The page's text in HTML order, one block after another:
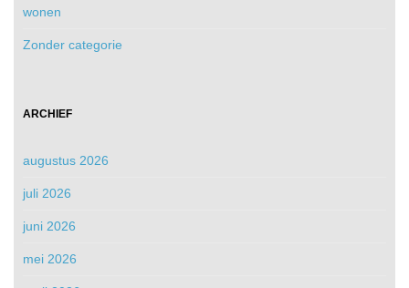
wonen
Zonder categorie
ARCHIEF
augustus 2026
juli 2026
juni 2026
mei 2026